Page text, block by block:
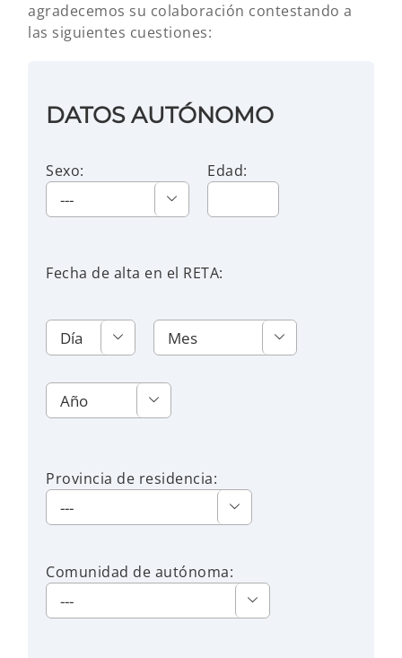
agradecemos su colaboración contestando a
las siguientes cuestiones:
DATOS AUTÓNOMO
Sexo:

Edad:
Fecha de alta en el RETA:
 

Provincia de residencia:

Comunidad de autónoma:
